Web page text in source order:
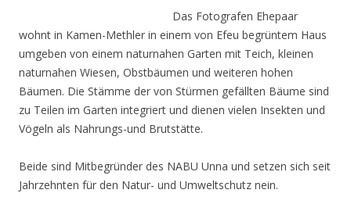
Das Fotografen Ehepaar
wohnt in Kamen-Methler in einem von Efeu begrüntem Haus
umgeben von einem naturnahen Garten mit Teich, kleinen
naturnahen Wiesen, Obstbäumen und weiteren hohen
Bäumen. Die Stämme der von Stürmen gefällten Bäume sind
zu Teilen im Garten integriert und dienen vielen Insekten und
Vögeln als Nahrungs-und Brutstätte.
Beide sind Mitbegründer des NABU Unna und setzen sich seit
Jahrzehnten für den Natur- und Umweltschutz nein.